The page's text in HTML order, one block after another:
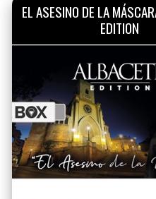
EL ASESINO DE LA
EDITION